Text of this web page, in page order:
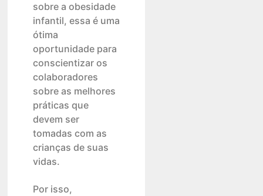
sobre a obesidade
infantil, essa é uma
ótima
oportunidade para
conscientizar os
colaboradores
sobre as melhores
práticas que
devem ser
tomadas com as
crianças de suas
vidas.
Por isso,